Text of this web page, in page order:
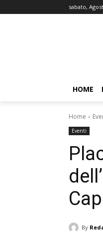
sabato,
HOME
Home
Eventi
By